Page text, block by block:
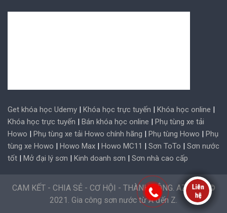
Get khóa học Udemy | Khóa học trực tuyến | Khóa học online |
Khóa học trực tuyến | Bán khóa học online | Phụ tùng xe tải
Howo | Phụ tùng xe tải Howo chính hãng | Phụ tùng Howo | Phụ
tùng xe Howo | Howo Max | Howo MC11 | Sơn ToTo | Sơn nước
tốt | Mở đại lý sơn | Kinh doanh sơn | Sơn nhà cao cấp
CAM KẾT - CHIA SẺ - CƠ HỘI - THÀNH CÔNG. AZ Paint ©
2021. Gia công sơn nước từ A đến Z.